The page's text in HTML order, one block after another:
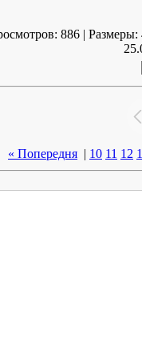
886 |
« Попередня | 10 11 12